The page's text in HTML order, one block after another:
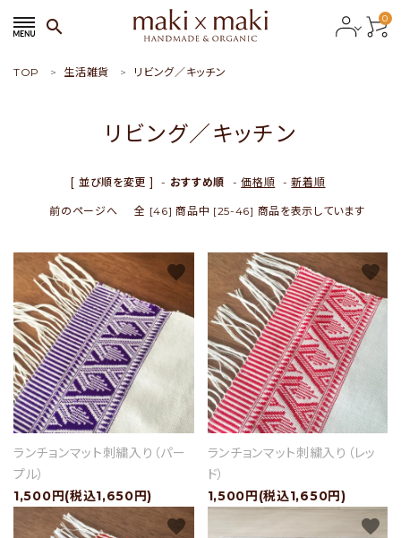
search 0
会員ログイン person 新規会員登録
おすすめ商品
新商品
特集
セール
アイテムから探す
TOP 生活雑貨 リビング／キッチン
リビング／キッチン
[ 並び順を変更 ] - おすすめ順 -価格順 -新着順
前のページへ 全 [46] 商品中 [25-46] 商品を表示しています
ランチョンマット刺繍入り（パー
プル）
1,500円(税込1,650円)
favorite
ランチョンマット刺繍入り（レッ
ド）
1,500円(税込1,650円)
favorite
favorite favorite